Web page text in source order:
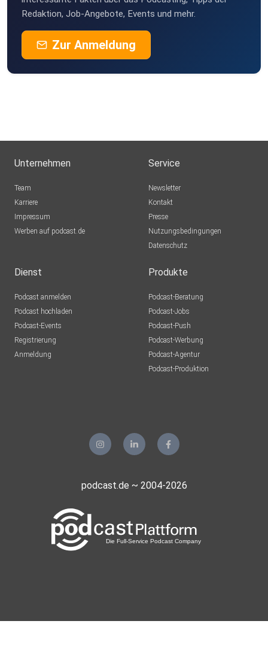
Redaktion, Job-Angebote, Events und mehr.
Zur Anmeldung
Unternehmen
Team
Karriere
Impressum
Werben auf podcast.de
Service
Newsletter
Kontakt
Presse
Nutzungsbedingungen
Datenschutz
Dienst
Podcast anmelden
Podcast hochladen
Podcast-Events
Registrierung
Anmeldung
Produkte
Podcast-Beratung
Podcast-Jobs
Podcast-Push
Podcast-Werbung
Podcast-Agentur
Podcast-Produktion
podcast.de ~ 2004-2026